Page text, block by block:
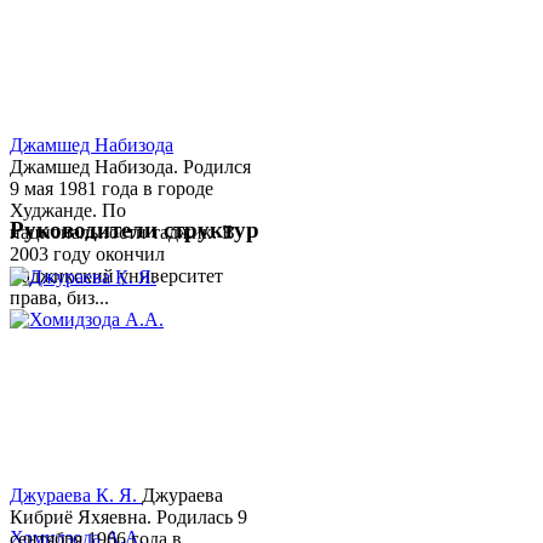
Джамшед Набизода
Джамшед Набизода. Родился
9 мая 1981 года в городе
Худжанде. По
национальности таджик. В
2003 году окончил
Таджикский университет
права, биз...
Хомидзода А.А.
Руководители структур
Джураева К. Я. Джураева
Кибриё Яхяевна. Родилась 9